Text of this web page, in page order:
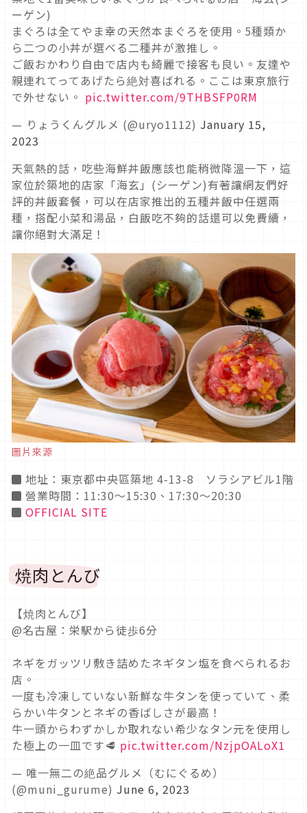
ーゲン)
まぐろは全てやま幸の天然本まぐろを使用。5種類か
ら二つの小丼が選べる二種丼が激推し。
ご飯おかわり自由で店内も綺麗で接客も良い。友達や
親連れてってあげたら絶対喜ばれる。ここは東京旅行
で外せない。 pic.twitter.com/9THBSFP0RM
— りょうくんグルメ (@uryo1112) January 15,
2023
天氣熱的話，吃些海鮮丼飯應該也能稍微降溫一下，這
家位於築地的店家「海玄」(シーゲン)有著讓網友們好
評的丼飯套餐，可以在店家推出的五種丼飯中任選兩
種，搭配小菜和湯品，白飯吃不夠的話還可以免費續，
讓你絕對大滿足！
圖片來源
◼ 地址：東京都中央區築地 4-13-8 ソラシアビル1階
◼ 營業時間：11:30～15:30、17:30～20:30
◼ OFFICIAL SITE
焼肉とんび
【焼肉とんび】
@名古屋：栄駅から徒歩6分
ネギをガッツリ敷き詰めたネギタン塩を食べられるお
店。
一度も冷凍していない新鮮な牛タンを使っていて、柔
らかい牛タンとネギの香ばしさが最高！
牛一頭からわずかしか取れない希少なタン元を使用し
た極上の一皿です🥩 pic.twitter.com/NzjpOALoX1
— 唯一無二の絶品グルメ（むにぐるめ）
(@muni_gurume) June 6, 2023